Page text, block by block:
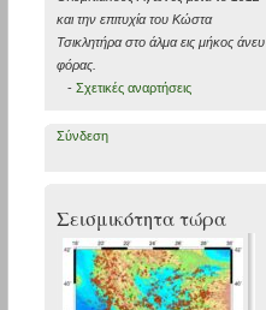
και την επιτυχία του Κώστα
Τσικλητήρα στο άλμα εις μήκος άνευ
φόρας.
- Σχετικές αναρτήσεις
Σύνδεση
Σεισμικότητα τώρα